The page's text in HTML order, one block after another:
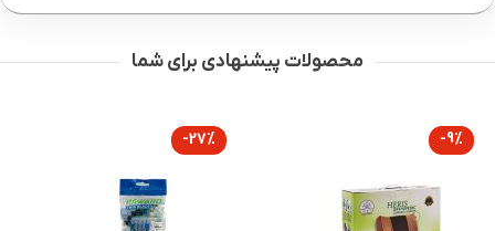
محصولات پیشنهادی برای شما
-27%
VOE